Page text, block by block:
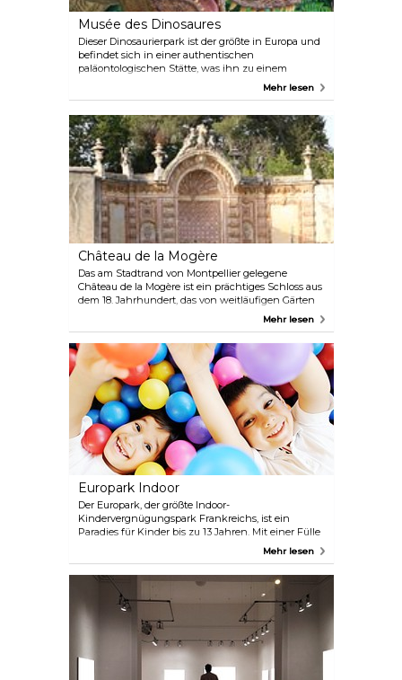
Musée des Dinosaures
Dieser Dinosaurierpark ist der größte in Europa und
befindet sich in einer authentischen
paläontologischen Stätte, was ihn zu einem
außergewöhnlichen Tagesausflug von Montpellier
der beeindruckende 25 Meter lange Brachiosaurus,
macht den Park zu einem fesselnden und
lehrreichen Erlebnis für Besucher jeden Alters.
Mehr lesen
Château de la Mogère
Das am Stadtrand von Montpellier gelegene
Château de la Mogère ist ein prächtiges Schloss aus
dem 18. Jahrhundert, das von weitläufigen Gärten
und Weinbergen umgeben ist. Das historische
Residenz diente, ist mit seiner eleganten Fassade
und den sorgfältig angelegten Gärten ein Beispiel
für klassische französische Architektur. Das
Château ist berühmt für seine gut erhaltenen
Innenräume, die mit üppigen Möbeln und
historischen Details einen Einblick in den
aristokratischen Lebensstil vergangener Zeiten
bieten. Die Besucher können die wunderschönen,
mit Brunnen und Skulpturen geschmückten
Gärten erkunden und den Charme dieses
bezaubernden Schlosses genießen.
Mehr lesen
Europark Indoor
Der Europark, der größte Indoor-
Kindervergnügungspark Frankreichs, ist ein
Paradies für Kinder bis zu 13 Jahren. Mit einer Fülle
von Aktivitäten können sich die jungen Besucher
genießen, auf Trampolinen hüpfen und vieles
Mehr lesen